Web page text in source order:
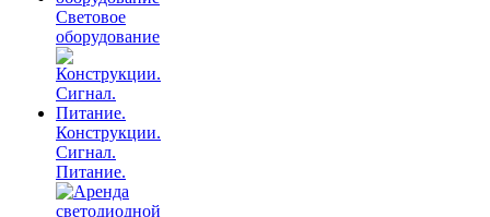
Световое
оборудование
Конструкции.
Сигнал.
Питание.